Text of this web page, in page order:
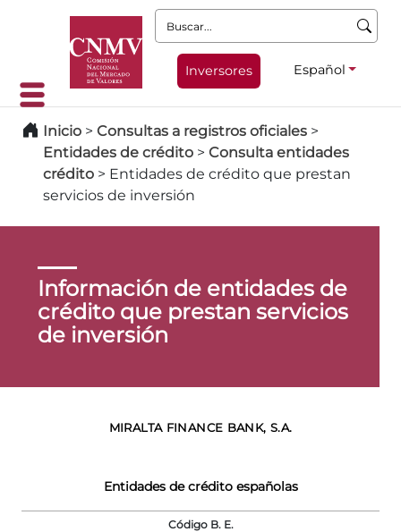
Buscar:
Inversores Español
Inicio > Consultas a registros oficiales >
Entidades de crédito > Consulta entidades
crédito > Entidades de crédito que prestan
servicios de inversión
Información de entidades de
crédito que prestan servicios
de inversión
MIRALTA FINANCE BANK, S.A.
Entidades de crédito españolas
Código B. E.